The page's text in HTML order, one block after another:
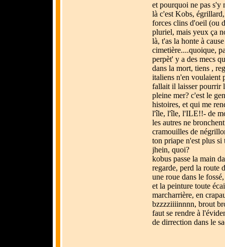
et pourquoi ne pas s'y
là c'est Kobs,
forces clins d'oeil (ou
pluriel, mais yeux ça
là, t'as la honte à
cimetière....quoique,
perpèt' y a des mecs
dans la mort, tiens ,
italiens n'en voulaient
fallait il laisser pourrir
pleine mer? c'est le
histoires, et qui me
l'île, l'île, l'ILE!!- de
les autres ne
cramouilles de
ton priape n'est plus si
jhein, quoi?
kobus passe la main
regarde, perd la route
une roue dans le
et la peinture toute
marcharrière, en
bzzzziiiinnnn, brout
faut se rendre à
de dirrection dans le